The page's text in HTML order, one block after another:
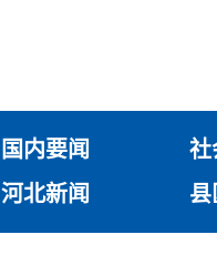
国内要闻 社
河北新闻 县